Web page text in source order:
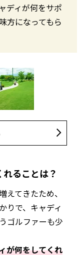
ディが何をサポ
方になってもら
ることは？
てきたため、
りで、キャディ
ゴルファーも少
が何をしてくれ